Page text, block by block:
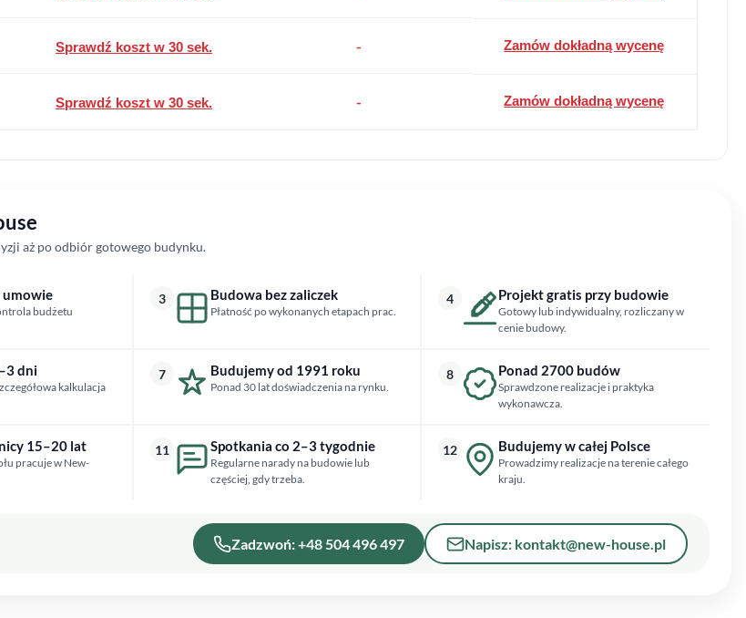
Sprawdź koszt w 30 sek. - Zamów dokładną wycenę
Sprawdź koszt w 30 sek. - Zamów dokładną wycenę
aż po odbiór gotowego budynku.
umowie
budżetu
3 Budowa bez zaliczek
Płatność po wykonanych etapach prac.
4 Projekt gratis przy budowie
Gotowy lub indywidualny, rozliczany w
cenie budowy.
dni
kalkulacja
7 Budujemy od 1991 roku
Ponad 30 lat doświadczenia na rynku.
8 Ponad 2700 budów
Sprawdzone realizacje i praktyka
wykonawcza.
15–20 lat
pracuje w New-
11 Spotkania co 2–3 tygodnie
Regularne narady na budowie lub
częściej, gdy trzeba.
12 Budujemy w całej Polsce
Prowadzimy realizacje na terenie całego
kraju.
Zadzwoń: +48 504 496 497 Napisz: kontakt@new-house.pl